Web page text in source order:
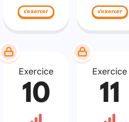
s'exercer s'exercer
Exercice
10
Exercice
11